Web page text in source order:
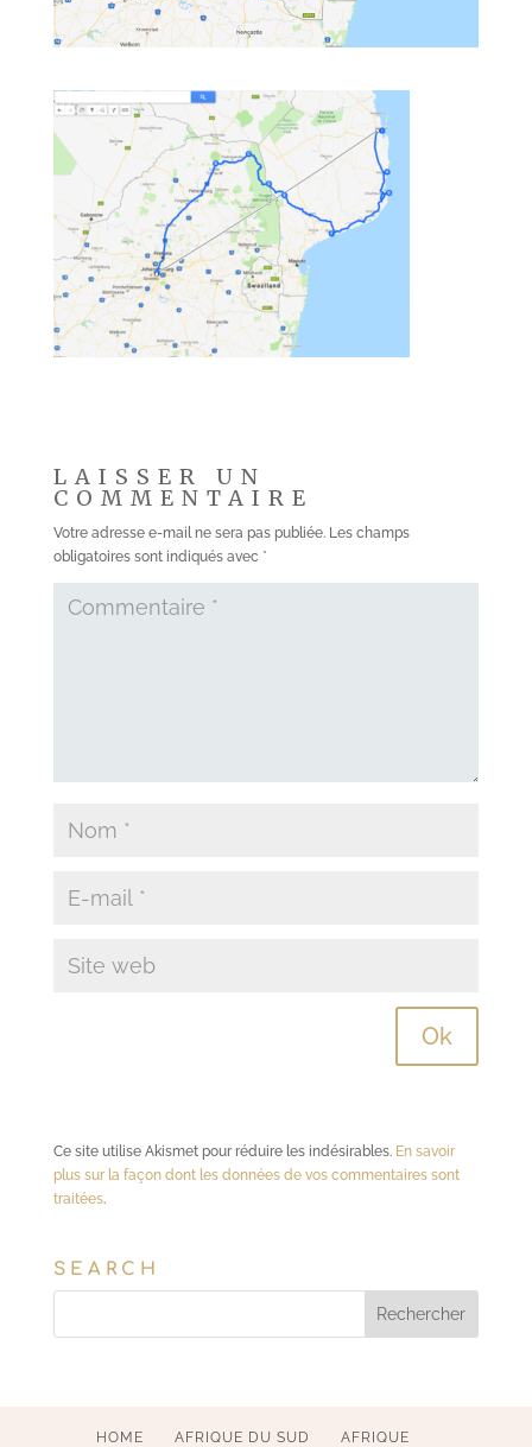
LAISSER UN
COMMENTAIRE
Votre adresse e-mail ne sera pas publiée. Les champs
obligatoires sont indiqués avec *
Ce site utilise Akismet pour réduire les indésirables. En savoir
plus sur la façon dont les données de vos commentaires sont
traitées.
SEARCH
HOME AFRIQUE DU SUD AFRIQUE